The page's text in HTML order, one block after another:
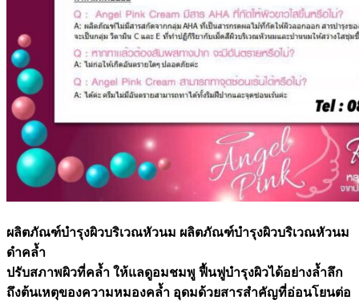
ผลิตภัณฑ์บำรุงผิวบริเวณหัวนม ผลิตภัณฑ์บำรุงผิวบริเวณหัวนม
ดำคล้ำ
ปรับสภาพผิวที่คล้ำ ให้แลดูอมชมพู ฟื้นฟูบำรุงผิวได้อย่างล้ำลึก
ถึงต้นเหตุของความหมองคล้ำ อุดมด้วยสารสำคัญที่อ่อนโยนต่อ